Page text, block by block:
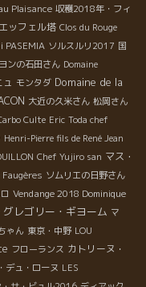
Plaisance 収穫2018年・フィ
エッフェル塔 Clos du Rouge
PASEMIA ソルスルリ2017 国
ンの石田さん Domaine
モンタダ Domaine de la
大近の久米さん 松岡さん
Culte Eric Toda chef
Henri-Pierre fils de René Jean
Chef Yujiro san マス・
Faugères ソムリエの日野さん
Vendange 2018 Dominique
グレゴリー・ギヨーム マ
ゃん 東京・中野 LOU
フローランス カトリーヌ・
デュ・ローヌ LES